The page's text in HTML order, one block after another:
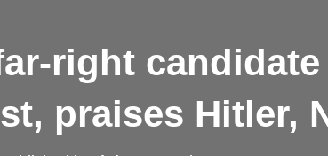
right
praises Hitler,